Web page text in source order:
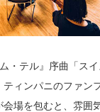
・テル』序曲「ス
ィンパニのファン
場を包むと、雰囲